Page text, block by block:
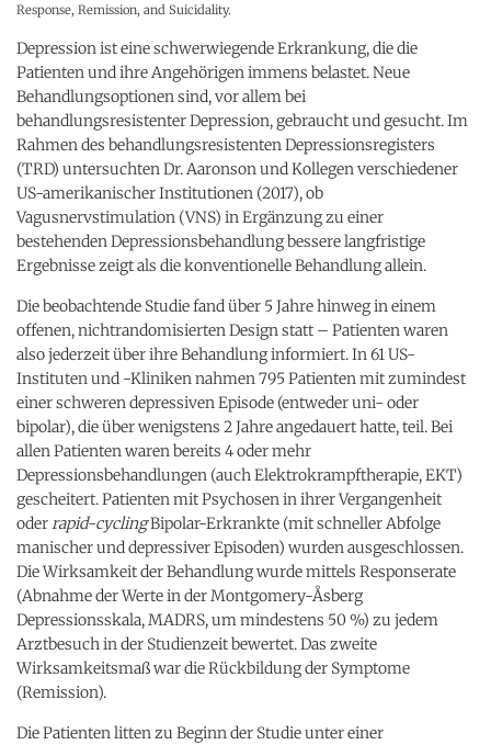
Response, Remission, and Suicidality.
Depression ist eine schwerwiegende Erkrankung, die die
Patienten und ihre Angehörigen immens belastet. Neue
Behandlungsoptionen sind, vor allem bei
behandlungsresistenter Depression, gebraucht und gesucht. Im
Rahmen des behandlungsresistenten Depressionsregisters
(TRD) untersuchten Dr. Aaronson und Kollegen verschiedener
US-amerikanischer Institutionen (2017), ob
Vagusnervstimulation (VNS) in Ergänzung zu einer
bestehenden Depressionsbehandlung bessere langfristige
Ergebnisse zeigt als die konventionelle Behandlung allein.
Die beobachtende Studie fand über 5 Jahre hinweg in einem
offenen, nichtrandomisierten Design statt – Patienten waren
also jederzeit über ihre Behandlung informiert. In 61 US-
Instituten und -Kliniken nahmen 795 Patienten mit zumindest
einer schweren depressiven Episode (entweder uni- oder
bipolar), die über wenigstens 2 Jahre angedauert hatte, teil. Bei
allen Patienten waren bereits 4 oder mehr
Depressionsbehandlungen (auch Elektrokrampftherapie, EKT)
gescheitert. Patienten mit Psychosen in ihrer Vergangenheit
oderrapid-cyclingBipolar-Erkrankte (mit schneller Abfolge
manischer und depressiver Episoden) wurden ausgeschlossen.
Die Wirksamkeit der Behandlung wurde mittels Responserate
(Abnahme der Werte in der Montgomery-Åsberg
Depressionsskala, MADRS, um mindestens 50 %) zu jedem
Arztbesuch in der Studienzeit bewertet. Das zweite
Wirksamkeitsmaß war die Rückbildung der Symptome
(Remission).
Die Patienten litten zu Beginn der Studie unter einer